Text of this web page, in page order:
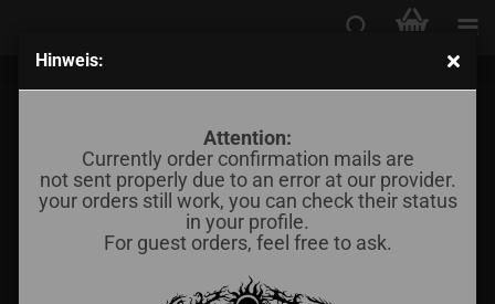
Hinweis:
Attention:
Currently order confirmation mails are
not sent properly due to an error at our provider.
your orders still work, you can check their status
in your profile.
For guest orders, feel free to ask.
Răzbunare - Taci... Lasă armele să vorbească!